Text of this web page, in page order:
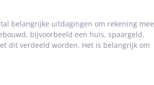
belangrijke uitdagingen om rekening mee
bijvoorbeeld een huis, spaargeld,
dit verdeeld worden. Het is belangrijk om